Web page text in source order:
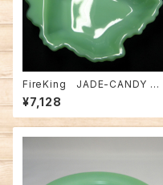
FireKing JADE-CANDY DI
SH（FK-10383）
¥7,128